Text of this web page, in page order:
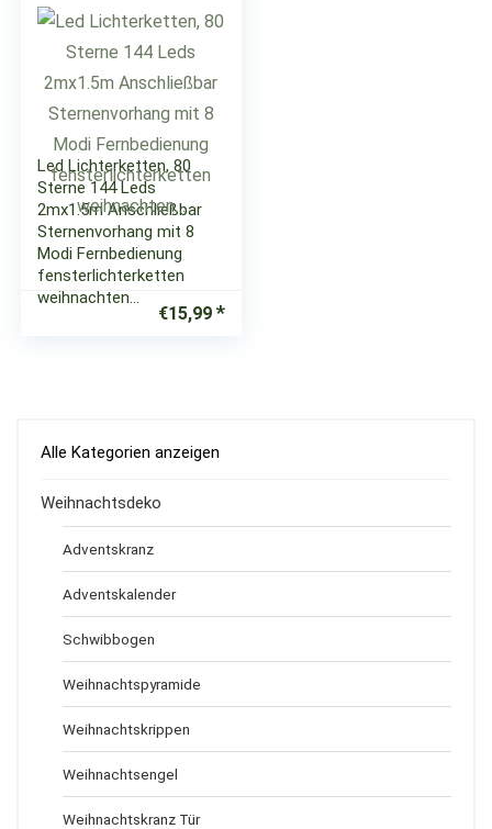
Led Lichterketten, 80
Sterne 144 Leds
2mx1.5m Anschließbar
Sternenvorhang mit 8
Modi Fernbedienung
fensterlichterketten
weihnachten…
€15,99
Alle Kategorien anzeigen
Weihnachtsdeko
Adventskranz
Adventskalender
Schwibbogen
Weihnachtspyramide
Weihnachtskrippen
Weihnachtsengel
Weihnachtskranz Tür